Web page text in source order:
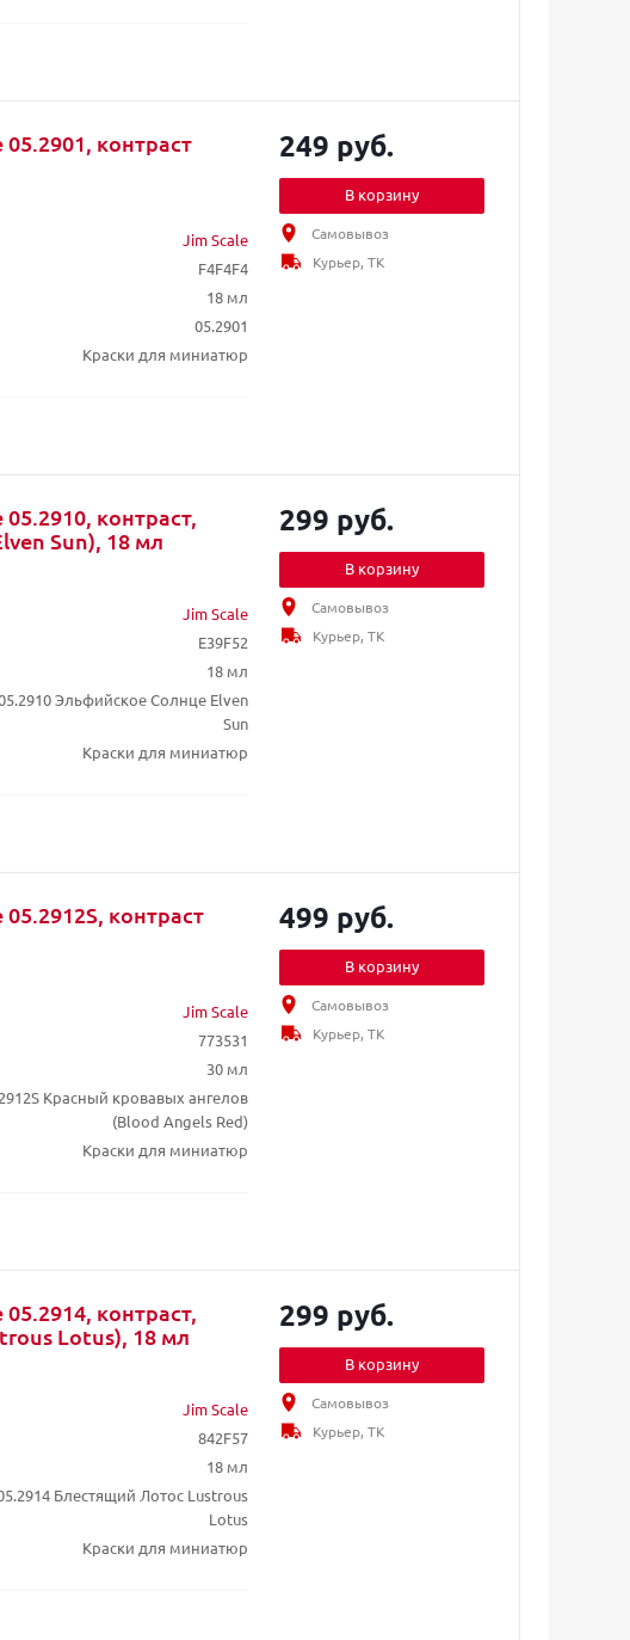
контраст
Jim Scale
F4F4F4
18 мл
05.2901
Краски для миниатюр
249 руб.
В корзину
Самовывоз
Курьер, ТК
контраст,
Sun), 18 мл
Jim Scale
E39F52
18 мл
Эльфийское Солнце Elven
Sun
Краски для миниатюр
299 руб.
В корзину
Самовывоз
Курьер, ТК
контраст
Jim Scale
773531
30 мл
Красный кровавых ангелов
(Blood Angels Red)
Краски для миниатюр
499 руб.
В корзину
Самовывоз
Курьер, ТК
контраст,
Lotus), 18 мл
Jim Scale
842F57
18 мл
Блестящий Лотос Lustrous
Lotus
Краски для миниатюр
299 руб.
В корзину
Самовывоз
Курьер, ТК